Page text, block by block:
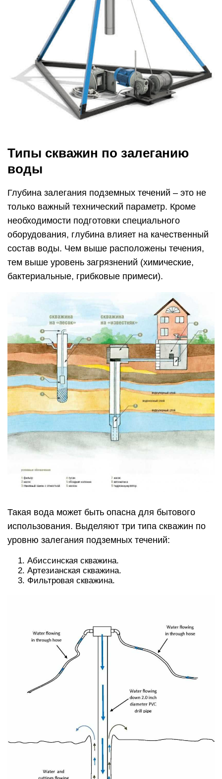
Типы скважин по залеганию
воды
Глубина залегания подземных течений – это не
только важный технический параметр. Кроме
необходимости подготовки специального
оборудования, глубина влияет на качественный
состав воды. Чем выше расположены течения,
тем выше уровень загрязнений (химические,
бактериальные, грибковые примеси).
Такая вода может быть опасна для бытового
использования. Выделяют три типа скважин по
уровню залегания подземных течений:
Абиссинская скважина.
Артезианская скважина.
Фильтровая скважина.